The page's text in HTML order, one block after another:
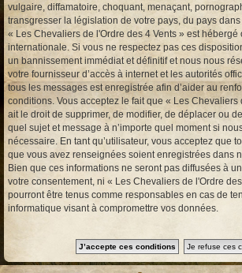
vulgaire, diffamatoire, choquant, menaçant,
transgresser la législation de votre pays, du pays
« Les Chevaliers de l'Ordre des 4 Vents » est hébergé
internationale. Si vous ne respectez pas ces
un bannissement immédiat et définitif et nous nous
votre fournisseur d’accès à internet et les autorités
tous les messages est enregistrée afin d’aider au
conditions. Vous acceptez le fait que « Les Chevaliers
ait le droit de supprimer, de modifier, de déplacer ou
quel sujet et message à n’importe quel moment si
nécessaire. En tant qu’utilisateur, vous acceptez que
que vous avez renseignées soient enregistrées dans
Bien que ces informations ne seront pas diffusées à
votre consentement, ni « Les Chevaliers de l'Ordre
pourront être tenus comme responsables en cas de
informatique visant à compromettre vos données.